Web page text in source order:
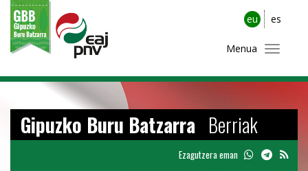
eu es
Menua
Gipuzko Buru Batzarra Berriak
Ezagutzera eman